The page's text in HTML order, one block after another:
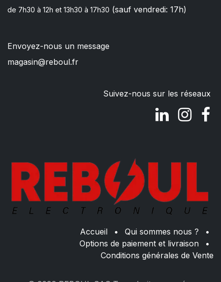
de 7h30 à 12h et 13h30 à 17h30 (sauf vendredi: 17h)
Envoyez-nous un message
magasin@reboul.fr
Suivez-nous sur les réseaux
Accueil • Qui sommes nous ?
•
Options de paiement et livraison
•
Conditions générales de Vente